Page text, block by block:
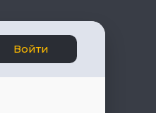
Войти